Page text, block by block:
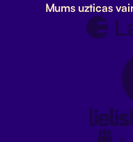
Mums uzticas